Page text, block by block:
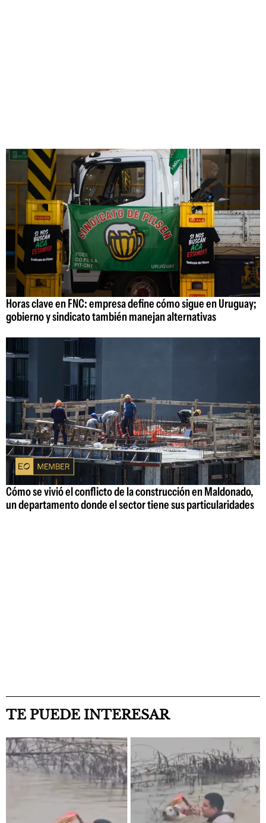
Horas clave en FNC: empresa define cómo sigue en Uruguay;
gobierno y sindicato también manejan alternativas
Cómo se vivió el conflicto de la construcción en Maldonado,
un departamento donde el sector tiene sus particularidades
TE PUEDE INTERESAR